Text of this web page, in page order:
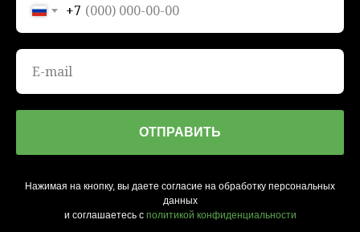
+7
ОТПРАВИТЬ
Нажимая на кнопку, вы даете согласие на обработку персональных
данных
и соглашаетесь c политикой конфиденциальности